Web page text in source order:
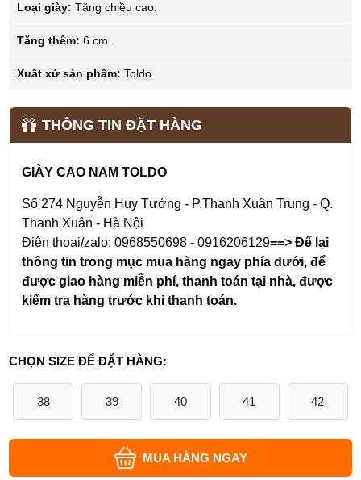
Loại giày: Tăng chiều cao.
Tăng thêm: 6 cm.
Xuất xứ sản phẩm: Toldo.
THÔNG TIN ĐẶT HÀNG
GIÀY CAO NAM TOLDO
Số 274 Nguyễn Huy Tưởng - P.Thanh Xuân Trung - Q.
Thanh Xuân - Hà Nội
Điện thoại/zalo: 0968550698 - 0916206129==> Để lại
thông tin trong mục mua hàng ngay phía dưới,để
được giao hàng miễn phí, thanh toán tại nhà, được
kiểm tra hàng trước khi thanh toán.
CHỌN SIZE ĐỂ ĐẶT HÀNG:
38 39 40 41 42
MUA HÀNG NGAY